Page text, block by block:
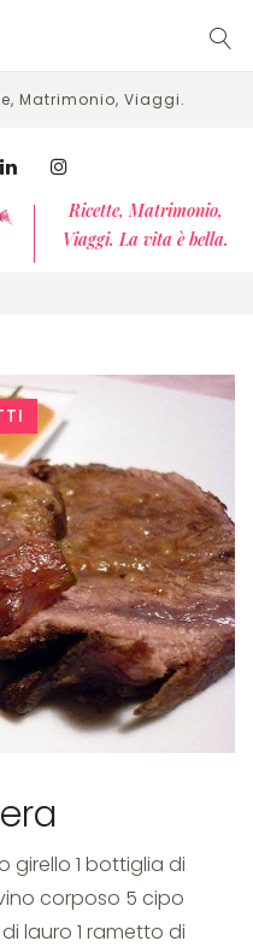
Matrimonio, Viaggi.
Ricette, Matrimonio,
Viaggi. La vita è bella.
LinkedinInstagram
girello 1 bottiglia di
corposo 5 cipo
lauro 1 rametto di